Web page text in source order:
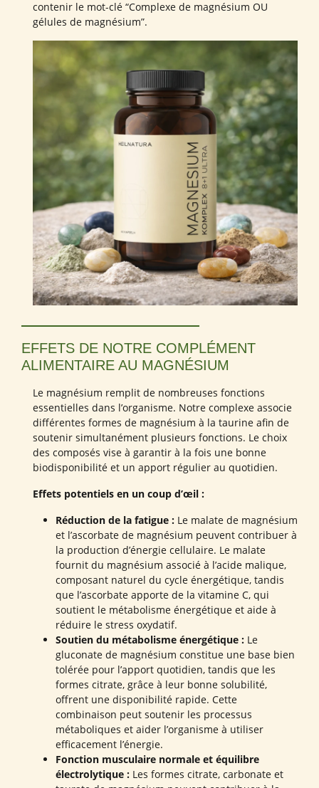
contenir le mot-clé “Complexe de magnésium OU
gélules de magnésium”.
EFFETS DE NOTRE COMPLÉMENT
ALIMENTAIRE AU MAGNÉSIUM
Le magnésium remplit de nombreuses fonctions
essentielles dans l’organisme. Notre complexe associe
différentes formes de magnésium à la taurine afin de
soutenir simultanément plusieurs fonctions. Le choix
des composés vise à garantir à la fois une bonne
biodisponibilité et un apport régulier au quotidien.
Effets potentiels en un coup d’œil :
Réduction de la fatigue : Le malate de magnésium
et l’ascorbate de magnésium peuvent contribuer à
la production d’énergie cellulaire. Le malate
fournit du magnésium associé à l’acide malique,
composant naturel du cycle énergétique, tandis
que l’ascorbate apporte de la vitamine C, qui
soutient le métabolisme énergétique et aide à
réduire le stress oxydatif.
Soutien du métabolisme énergétique : Le
gluconate de magnésium constitue une base bien
tolérée pour l’apport quotidien, tandis que les
formes citrate, grâce à leur bonne solubilité,
offrent une disponibilité rapide. Cette
combinaison peut soutenir les processus
métaboliques et aider l’organisme à utiliser
efficacement l’énergie.
Fonction musculaire normale et équilibre
électrolytique : Les formes citrate, carbonate et